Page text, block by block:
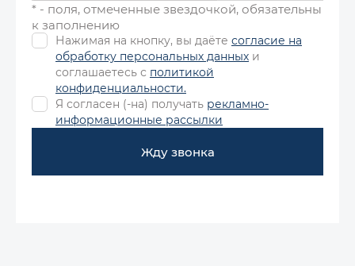
* - поля, отмеченные звездочкой, обязательны
к заполнению
Нажимая на кнопку, вы даёте согласие на
обработку персональных данных
соглашаетесь с политикой
конфиденциальности.
Я согласен (-на) получать рекламно-
информационные рассылки
Жду звонка